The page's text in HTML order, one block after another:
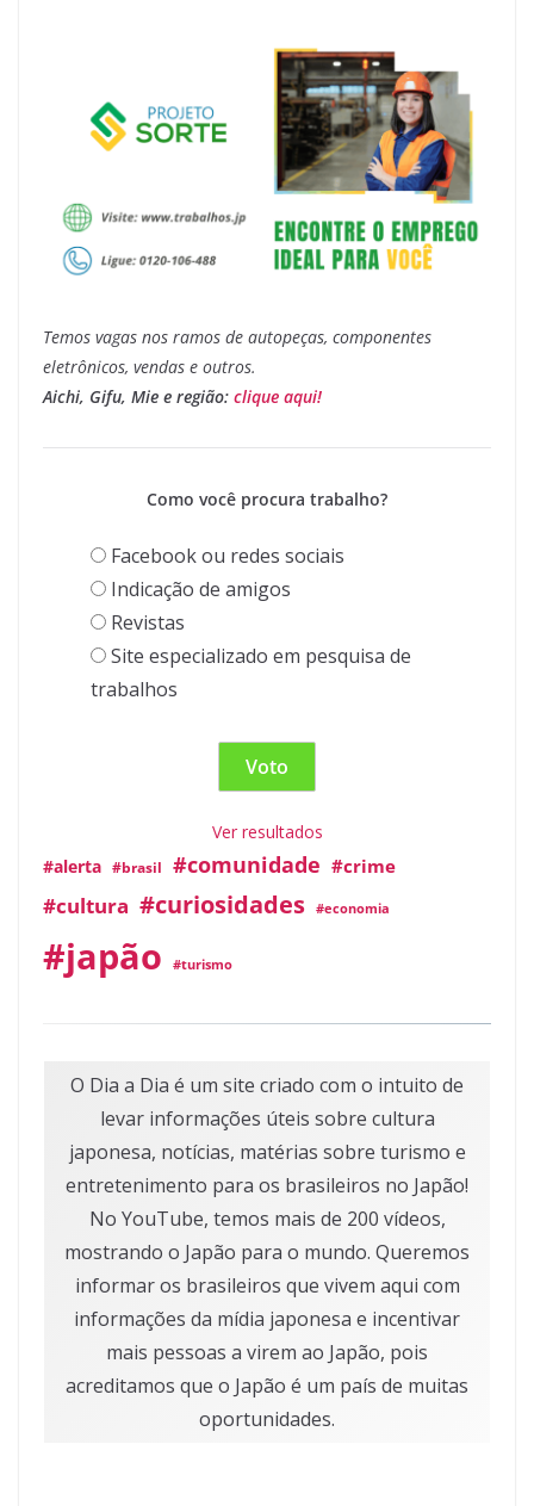
Temos vagas nos ramos de autopeças, componentes
eletrônicos, vendas e outros.
Aichi, Gifu, Mie e região: clique aqui!
Como você procura trabalho?
Facebook ou redes sociais
Indicação de amigos
Revistas
Site especializado em pesquisa de
trabalhos
Ver resultados
#alerta #brasil #comunidade #crime
#cultura #curiosidades #economia
#japão #turismo
O Dia a Dia é um site criado com o intuito de
levar informações úteis sobre cultura
japonesa, notícias, matérias sobre turismo e
entretenimento para os brasileiros no Japão!
No YouTube, temos mais de 200 vídeos,
mostrando o Japão para o mundo. Queremos
informar os brasileiros que vivem aqui com
informações da mídia japonesa e incentivar
mais pessoas a virem ao Japão, pois
acreditamos que o Japão é um país de muitas
oportunidades.